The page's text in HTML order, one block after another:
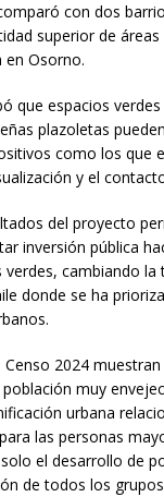
con dos
superior de
en Osorno.
que espacios
plazoletas
como los que
y el
del proyecto
inversión pública
cambiando la
donde se ha
2024
muy
urbana
las personas
el desarrollo de
de todos los